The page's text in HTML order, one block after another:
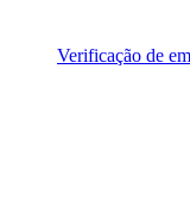
Verificação de